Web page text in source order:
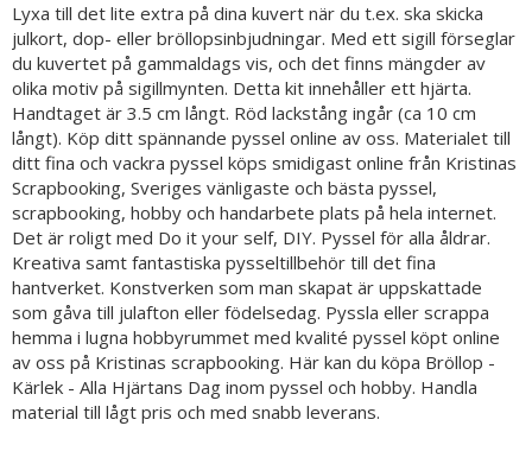
Lyxa till det lite extra på dina kuvert när du t.ex. ska skicka
julkort, dop- eller bröllopsinbjudningar. Med ett sigill förseglar
du kuvertet på gammaldags vis, och det finns mängder av
olika motiv på sigillmynten. Detta kit innehåller ett hjärta.
Handtaget är 3.5 cm långt. Röd lackstång ingår (ca 10 cm
långt). Köp ditt spännande pyssel online av oss. Materialet till
ditt fina och vackra pyssel köps smidigast online från Kristinas
Scrapbooking, Sveriges vänligaste och bästa pyssel,
scrapbooking, hobby och handarbete plats på hela internet.
Det är roligt med Do it your self, DIY. Pyssel för alla åldrar.
Kreativa samt fantastiska pysseltillbehör till det fina
hantverket. Konstverken som man skapat är uppskattade
som gåva till julafton eller födelsedag. Pyssla eller scrappa
hemma i lugna hobbyrummet med kvalité pyssel köpt online
av oss på Kristinas scrapbooking. Här kan du köpa Bröllop -
Kärlek - Alla Hjärtans Dag inom pyssel och hobby. Handla
material till lågt pris och med snabb leverans.